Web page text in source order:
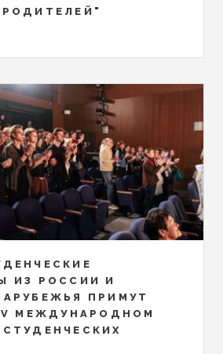
ИЗ РОССИИ И
ПРИМУТ
МЕЖДУНАРОДНОМ